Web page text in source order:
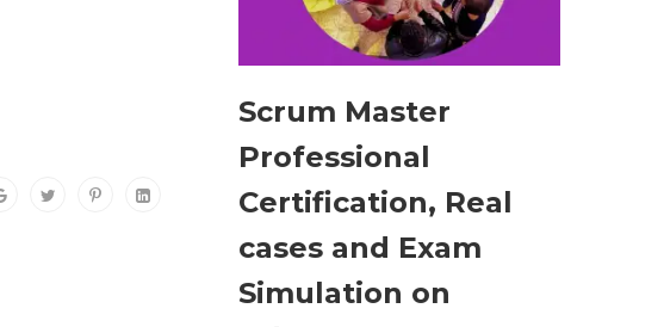
Scrum Master
Professional
Certification, Real
cases and Exam
Simulation on